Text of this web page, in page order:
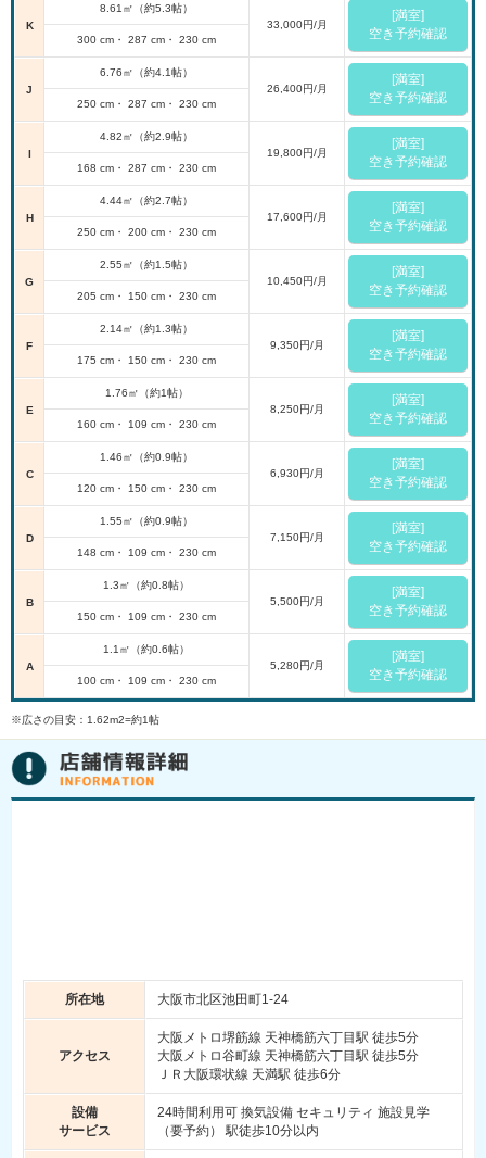
K
8.61㎡（約5.3帖）
33,000円/月
[満室]
空き予約確認
300 cm・ 287 cm・ 230 cm
J
6.76㎡（約4.1帖）
26,400円/月
[満室]
空き予約確認
250 cm・ 287 cm・ 230 cm
I
4.82㎡（約2.9帖）
19,800円/月
[満室]
空き予約確認
168 cm・ 287 cm・ 230 cm
H
4.44㎡（約2.7帖）
17,600円/月
[満室]
空き予約確認
250 cm・ 200 cm・ 230 cm
G
2.55㎡（約1.5帖）
10,450円/月
[満室]
空き予約確認
205 cm・ 150 cm・ 230 cm
F
2.14㎡（約1.3帖）
9,350円/月
[満室]
空き予約確認
175 cm・ 150 cm・ 230 cm
E
1.76㎡（約1帖）
8,250円/月
[満室]
空き予約確認
160 cm・ 109 cm・ 230 cm
C
1.46㎡（約0.9帖）
6,930円/月
[満室]
空き予約確認
120 cm・ 150 cm・ 230 cm
D
1.55㎡（約0.9帖）
7,150円/月
[満室]
空き予約確認
148 cm・ 109 cm・ 230 cm
B
1.3㎡（約0.8帖）
5,500円/月
[満室]
空き予約確認
150 cm・ 109 cm・ 230 cm
A
1.1㎡（約0.6帖）
5,280円/月
[満室]
空き予約確認
100 cm・ 109 cm・ 230 cm
※広さの目安：1.62m2=約1帖
所在地 大阪市北区池田町1-24
アクセス
大阪メトロ堺筋線 天神橋筋六丁目駅 徒歩5分
大阪メトロ谷町線 天神橋筋六丁目駅 徒歩5分
ＪＲ大阪環状線 天満駅 徒歩6分
設備
サービス
24時間利用可 換気設備 セキュリティ 施設見学
（要予約） 駅徒歩10分以内